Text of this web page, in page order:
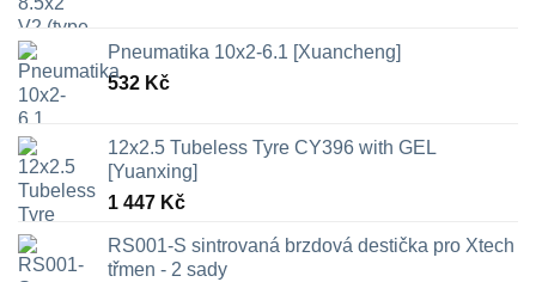
Pneumatika 10x2-6.1 [Xuancheng]
532 Kč
12x2.5 Tubeless Tyre CY396 with GEL
[Yuanxing]
1 447 Kč
RS001-S sintrovaná brzdová destička pro Xtech
třmen - 2 sady